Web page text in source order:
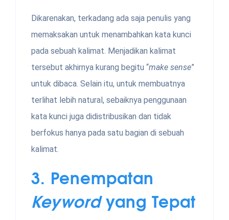
Dikarenakan, terkadang ada saja penulis yang
memaksakan untuk menambahkan kata kunci
pada sebuah kalimat. Menjadikan kalimat
tersebut akhirnya kurang begitu “make sense”
untuk dibaca. Selain itu, untuk membuatnya
terlihat lebih natural, sebaiknya penggunaan
kata kunci juga didistribusikan dan tidak
berfokus hanya pada satu bagian di sebuah
kalimat.
3. Penempatan
Keywordyang Tepat